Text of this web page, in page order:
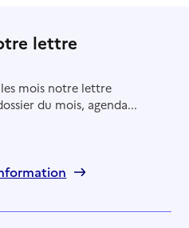
lettre
mois notre lettre
du mois, agenda...